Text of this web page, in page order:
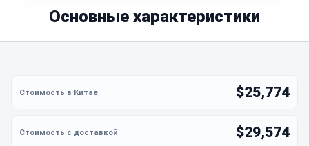
Основные характеристики
$25,774
$29,574